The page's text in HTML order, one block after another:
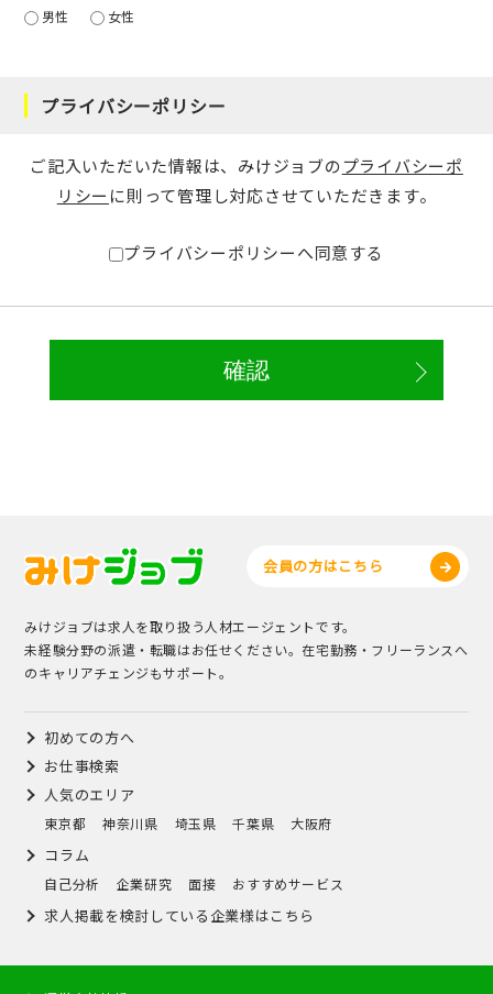
男性 女性
プライバシーポリシー
ご記入いただいた情報は、みけジョブのプライバシーポ
リシー に則って管理し対応させていただきます。
プライバシーポリシーへ同意する
会員の方はこちら
みけジョブは求人を取り扱う人材エージェントです。
未経験分野の派遣・転職はお任せください。在宅勤務・フリーランスへ
のキャリアチェンジもサポート。
初めての方へ
お仕事検索
人気のエリア
東京都 神奈川県 埼玉県 千葉県 大阪府
コラム
自己分析 企業研究 面接 おすすめサービス
求人掲載を検討している企業様はこちら